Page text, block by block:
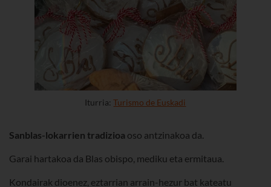
Iturria:Turismo de Euskadi
Sanblas-lokarrien tradizioa oso antzinakoa da.
Garai hartakoa da Blas obispo, mediku eta ermitaua.
Kondairak dioenez, eztarrian arrain-hezur bat kateatu